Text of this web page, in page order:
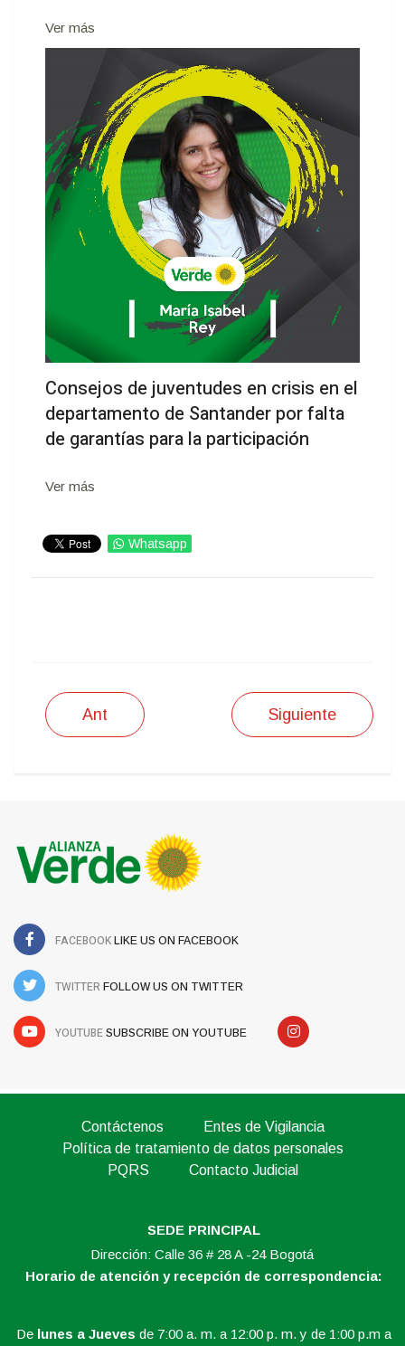
Ver más
Consejos de juventudes en crisis en el
departamento de Santander por falta
de garantías para la participación
Ver más
Whatsapp
Ant Siguiente
FACEBOOK LIKE US ON FACEBOOK
TWITTER FOLLOW US ON TWITTER
YOUTUBE SUBSCRIBE ON YOUTUBE
Contáctenos
Entes de Vigilancia
Política de tratamiento de datos personales
PQRS
Contacto Judicial
SEDE PRINCIPAL
Dirección: Calle 36 # 28 A -24 Bogotá
Horario de atención y recepción de correspondencia:
De lunes a Jueves de 7:00 a. m. a 12:00 p. m. y de 1:00 p.m a